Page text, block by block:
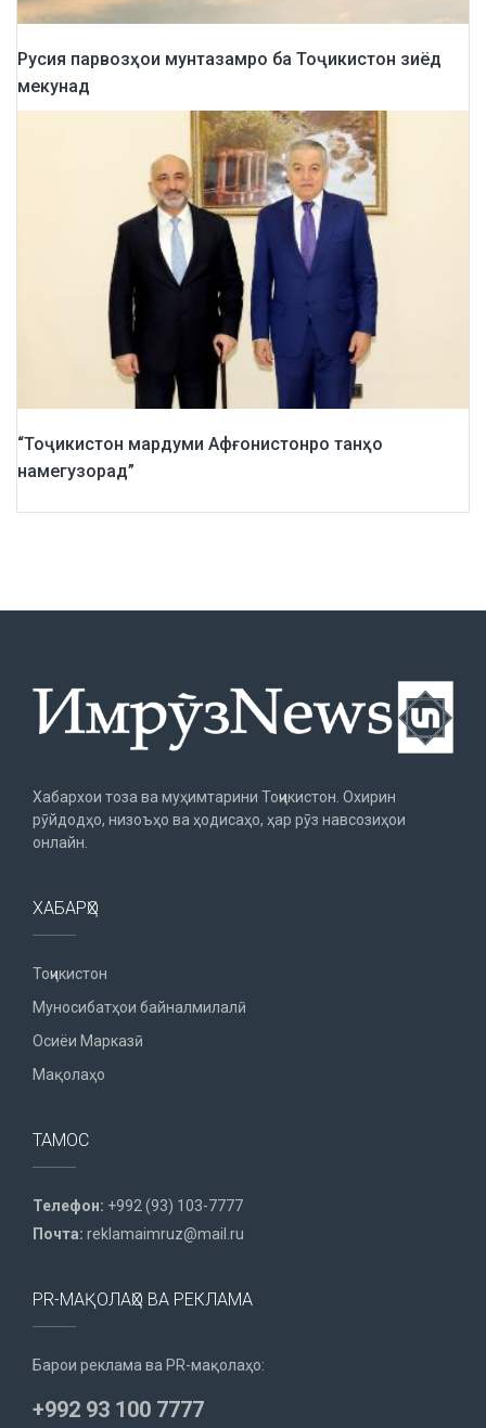
Русия парвозҳои мунтазамро ба Тоҷикистон зиёд
мекунад
“Тоҷикистон мардуми Афғонистонро танҳо
намегузорад”
Хабархои тоза ва муҳимтарини Тоҷикистон. Охирин
рӯйдодҳо, низоъҳо ва ҳодисаҳо, ҳар рӯз навсозиҳои
онлайн.
ХАБАРҲО
Тоҷикистон
Муносибатҳои байналмилалӣ
Осиёи Марказӣ
Мақолаҳо
ТАМОС
Телефон: +992 (93) 103-7777
Почта: reklamaimruz@mail.ru
PR-МАҚОЛАҲО ВА РЕКЛАМА
Барои реклама ва PR-мақолаҳо:
+992 93 100 7777